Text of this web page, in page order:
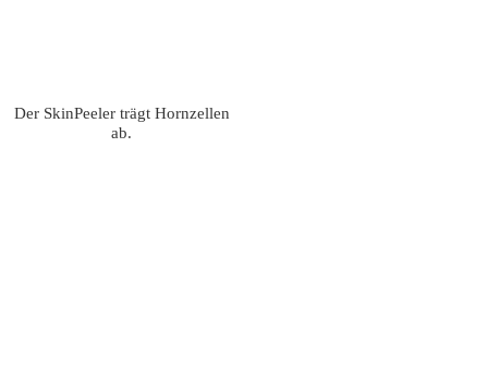
Der SkinPeeler trägt Hornzellen
ab.